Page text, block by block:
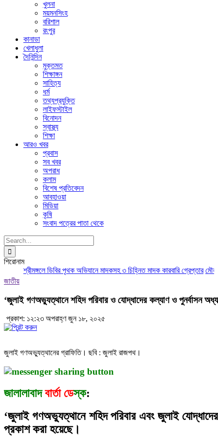
খুলনা
ময়মনসিংহ
বরিশাল
রংপুর
কানাডা
খেলাধুলা
দৈনিন্দিন
মুক্তমত
শিক্ষাঙ্গন
সাহিত্য
ধর্ম
তথ্যপ্রযুক্তি
লাইফস্টাইল
বিনোদন
স্বাস্থ্য
শিক্ষা
আরও খবর
প্রবাস
সব খবর
অপরাধ
কলাম
বিশেষ প্রতিবেদন
আবহাওয়া
মিডিয়া
কৃষি
সংবাদ পত্রের পাতা থেকে
Search
for:
শিরোনাম
শ্রীমঙ্গলে ডিবির পৃথক অভিযানে মাদকসহ ৩ চিহ্নিত মাদক কারবারি গ্রেপ্তার
জাতীয়
‘জুলাই গণঅভ্যুত্থানে শহিদ পরিবার ও যোদ্ধাদের কল্যাণ ও পুনর্বাসন
প্রকাশ: ১২:২৩ অপরাহ্ণ জুন ১৮, ২০২৫
জুলাই গণঅভ্যুত্থানের গ্রাফিতি। ছবি : জুলাই রাজপথ।
জালালাবাদ বার্তা ডেস্ক:
‘জুলাই গণঅভ্যুত্থানে শহিদ পরিবার এবং জুলাই
প্রকাশ করা হয়েছে।